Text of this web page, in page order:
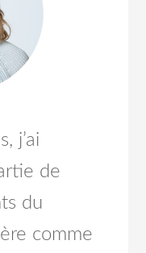
j’ai
de
du
comme